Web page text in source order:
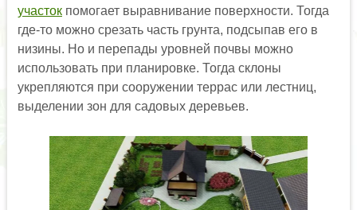
участокпомогает выравнивание поверхности. Тогда
где-то можно срезать часть грунта, подсыпав его в
низины. Но и перепады уровней почвы можно
использовать при планировке. Тогда склоны
укрепляются при сооружении террас или лестниц,
выделении зон для садовых деревьев.